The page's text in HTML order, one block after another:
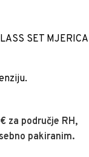
SET MJERICA
za područje RH,
pakiranim.